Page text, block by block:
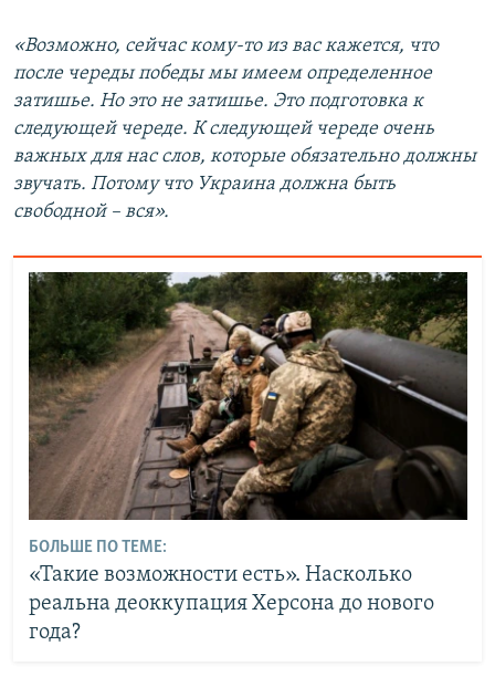
«Возможно, сейчас кому-то из вас кажется, что
после череды победы мы имеем определенное
затишье. Но это не затишье. Это подготовка к
следующей череде. К следующей череде очень
важных для нас слов, которые обязательно должны
звучать. Потому что Украина должна быть
свободной – вся».
БОЛЬШЕ ПО ТЕМЕ:
«Такие возможности есть». Насколько
реальна деоккупация Херсона до нового
года?